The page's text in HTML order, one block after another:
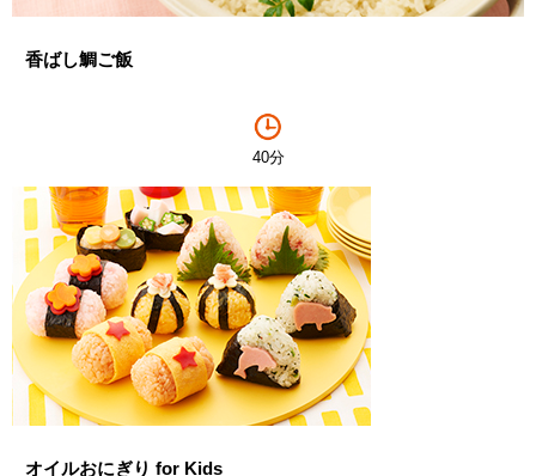
香ばし鯛ご飯
40分
オイルおにぎり for Kids